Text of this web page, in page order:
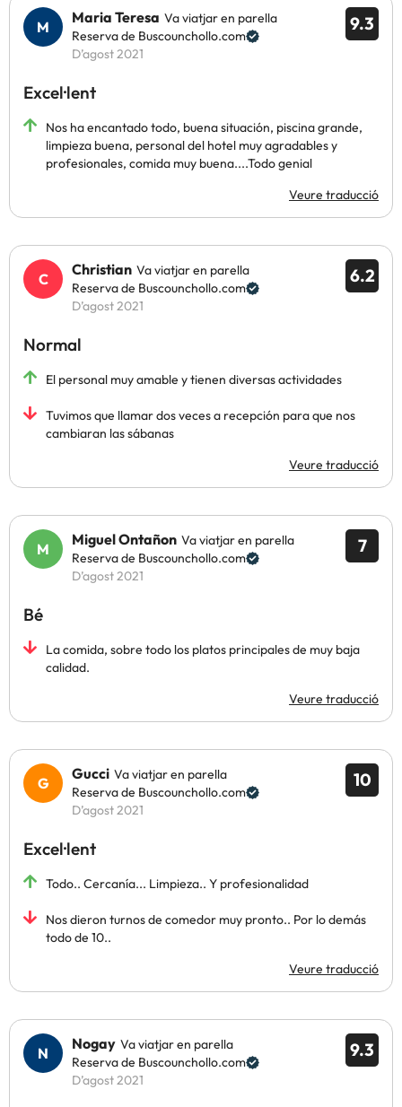
9.3
Maria Teresa Va viatjar en parella
Reserva de Buscounchollo.com
D’agost 2021
Excel·lent
Nos ha encantado todo, buena situación, piscina grande,
limpieza buena, personal del hotel muy agradables y
profesionales, comida muy buena....Todo genial
Veure traducció
6.2
Christian Va viatjar en parella
Reserva de Buscounchollo.com
D’agost 2021
Normal
El personal muy amable y tienen diversas actividades
Tuvimos que llamar dos veces a recepción para que nos
cambiaran las sábanas
Veure traducció
7
Miguel Ontañon Va viatjar en parella
Reserva de Buscounchollo.com
D’agost 2021
Bé
La comida, sobre todo los platos principales de muy baja
calidad.
Veure traducció
10
Gucci Va viatjar en parella
Reserva de Buscounchollo.com
D’agost 2021
Excel·lent
Todo.. Cercanía... Limpieza.. Y profesionalidad
Nos dieron turnos de comedor muy pronto.. Por lo demás
todo de 10..
Veure traducció
9.3
Nogay Va viatjar en parella
Reserva de Buscounchollo.com
D’agost 2021